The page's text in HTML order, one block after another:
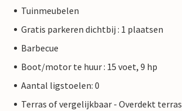
Tuinmeubelen
Gratis parkeren dichtbij : 1 plaatsen
Barbecue
Boot/motor te huur : 15 voet, 9 hp
Aantal ligstoelen: 0
Terras of vergelijkbaar - Overdekt terras